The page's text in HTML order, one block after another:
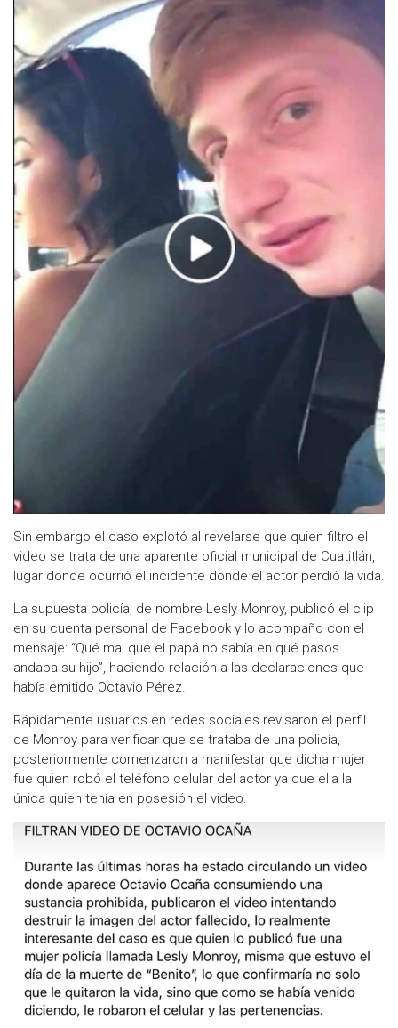
Sin embargo el caso explotó al revelarse que quien filtro el
video se trata de una aparente oficial municipal de Cuatitlán,
lugar donde ocurrió el incidente donde el actor perdió la vida.
La supuesta policía, de nombre Lesly Monroy, publicó el clip
en su cuenta personal de Facebook y lo acompaño con el
mensaje: “Qué mal que el papá no sabía en qué pasos
andaba su hijo”, haciendo relación a las declaraciones que
había emitido Octavio Pérez.
Rápidamente usuarios en redes sociales revisaron el perfil
de Monroy para verificar que se trataba de una policía,
posteriormente comenzaron a manifestar que dicha mujer
fue quien robó el teléfono celular del actor ya que ella la
única quien tenía en posesión el video.